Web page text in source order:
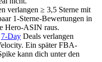
verlangen ≥ 3,5 Sterne mit
1-Sterne-Bewertungen in
Hero-ASIN raus.
7-Day Deals verlangen
Ein später FBA-
kann dich unter den